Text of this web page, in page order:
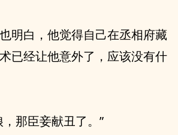
明白，他觉得自己在丞相府藏
已经让他意外了，应该没有什
那臣妾献丑了。”